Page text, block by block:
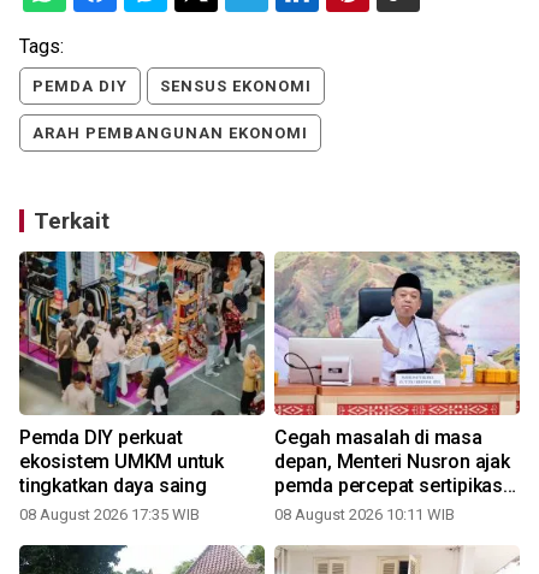
Tags:
PEMDA DIY SENSUS EKONOMI
ARAH PEMBANGUNAN EKONOMI
Terkait
Pemda DIY perkuat
ekosistem UMKM untuk
tingkatkan daya saing
08 August 2026 17:35 WIB
Cegah masalah di masa
depan, Menteri Nusron ajak
pemda percepat sertipikasi
tanah rumah ibadah di NTT
08 August 2026 10:11 WIB